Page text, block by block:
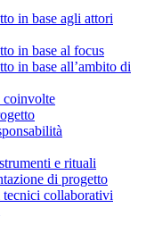
in base agli attori
in base al focus
in base all’ambito di
coinvolte
e rituali
di progetto
collaborativi